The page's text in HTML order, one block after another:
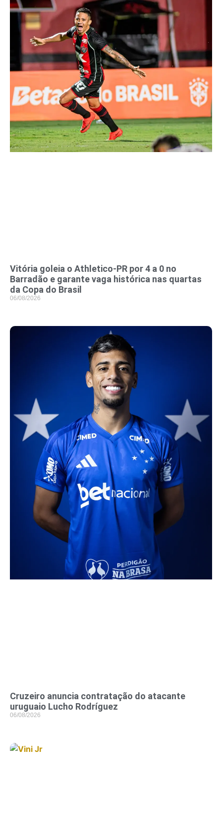
Vitória goleia o Athletico-PR por 4 a 0 no
Barradão e garante vaga histórica nas quartas
da Copa do Brasil
06/08/2026
Cruzeiro anuncia contratação do atacante
uruguaio Lucho Rodríguez
06/08/2026